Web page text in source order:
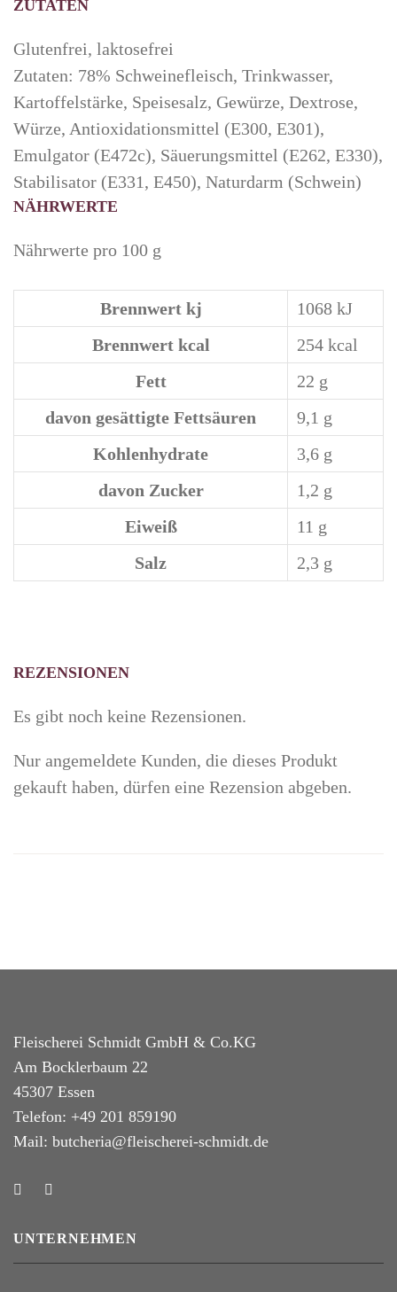
ZUTATEN
Glutenfrei, laktosefrei
Zutaten: 78% Schweinefleisch, Trinkwasser,
Kartoffelstärke, Speisesalz, Gewürze, Dextrose,
Würze, Antioxidationsmittel (E300, E301),
Emulgator (E472c), Säuerungsmittel (E262, E330),
Stabilisator (E331, E450), Naturdarm (Schwein)
NÄHRWERTE
Nährwerte pro 100 g
Brennwert kj 1068 kJ
Brennwert kcal
254 kcal
Fett
22 g
davon gesättigte Fettsäuren 9,1 g
Kohlenhydrate
3,6 g
davon Zucker 1,2 g
Eiweiß
11 g
Salz
2,3 g
REZENSIONEN
Es gibt noch keine Rezensionen.
Nur angemeldete Kunden, die dieses Produkt
gekauft haben, dürfen eine Rezension abgeben.
Fleischerei Schmidt GmbH & Co.KG
Am Bocklerbaum 22
45307 Essen
Telefon: +49 201 859190
Mail: butcheria@fleischerei-schmidt.de
UNTERNEHMEN